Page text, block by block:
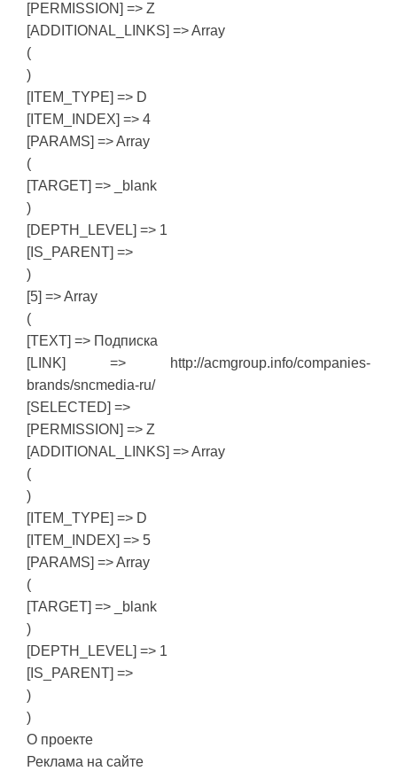
[PERMISSION] => Z
[ADDITIONAL_LINKS] => Array
(
)
[ITEM_TYPE] => D
[ITEM_INDEX] => 4
[PARAMS] => Array
(
[TARGET] => _blank
)
[DEPTH_LEVEL] => 1
[IS_PARENT] =>
)
[5] => Array
(
[TEXT] => Подписка
[LINK] => http://acmgroup.info/companies-
brands/sncmedia-ru/
[SELECTED] =>
[PERMISSION] => Z
[ADDITIONAL_LINKS] => Array
(
)
[ITEM_TYPE] => D
[ITEM_INDEX] => 5
[PARAMS] => Array
(
[TARGET] => _blank
)
[DEPTH_LEVEL] => 1
[IS_PARENT] =>
)
)
О проекте
Реклама на сайте